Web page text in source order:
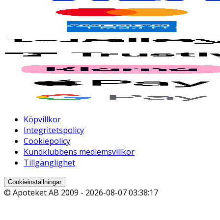
Köpvillkor
Integritetspolicy
Cookiepolicy
Kundklubbens medlemsvillkor
Tillgänglighet
Cookieinställningar
© Apoteket AB 2009 - 2026-08-07 03:38:17